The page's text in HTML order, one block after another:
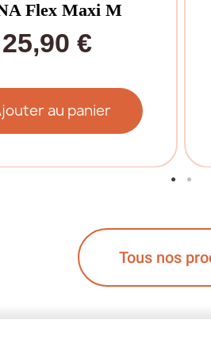
Flex Maxi M
25,90 €
au panier
Tous nos